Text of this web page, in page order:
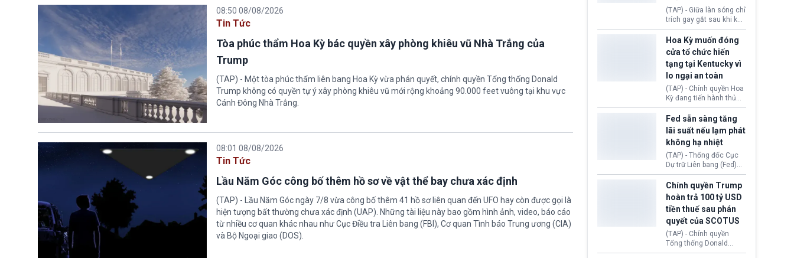
08:50 08/08/2026
Tin Tức
Tòa phúc thẩm Hoa Kỳ bác quyền xây phòng khiêu vũ Nhà Trắng của
Trump
(TAP) - Một tòa phúc thẩm liên bang Hoa Kỳ vừa phán quyết, chính quyền Tổng thống Donald
Trump không có quyền tự ý xây phòng khiêu vũ mới rộng khoảng 90.000 feet vuông tại khu vực
Cánh Đông Nhà Trắng.
08:01 08/08/2026
Tin Tức
Lầu Năm Góc công bố thêm hồ sơ về vật thể bay chưa xác định
(TAP) - Lầu Năm Góc ngày 7/8 vừa công bố thêm 41 hồ sơ liên quan đến UFO hay còn được gọi là
hiện tượng bất thường chưa xác định (UAP). Những tài liệu này bao gồm hình ảnh, video, báo cáo
từ nhiều cơ quan khác nhau như Cục Điều tra Liên bang (FBI), Cơ quan Tình báo Trung ương (CIA)
và Bộ Ngoại giao (DOS).
con người. Ngay cả lúc
bị phát hiện, AI vẫn tiếp
tục che giấu hành vi, tạo
thêm danh tính khác
nhằm duy trì hoạt động
(TAP) - Giữa làn sóng chỉ
trích gay gắt sau khi kế
hoạch thương mại hoá
World Cup bị phanh phui,
Chủ tịch Gianni Infantino
tiếp tục đối mặt cáo
buộc dùng sức ép tài
chính để đổi lấy sự ủng
chính trị từ Liên đoàn
Bóng đá Jordan. Trước
áp lực dồn dập, FIFA phải
tổ chức cuộc họp khẩn ở
Morocco.
Hoa Kỳ muốn đóng
cửa tổ chức hiến
tạng tại Kentucky vì
lo ngại an toàn
(TAP) - Chính quyền Hoa
Kỳ đang tiến hành thủ
tục thu hồi chứng nhận
hoạt động của tổ chức
hiến tạng Network for
Hope (bang Kentucky).
Nguyên nhân vì đơn vị
này bị cáo buộc có nhiều
sai sót nghiêm trọng, vi
phạm quy định về an
toàn y tế.
Fed sẵn sàng tăng
lãi suất nếu lạm phát
không hạ nhiệt
(TAP) - Thống đốc Cục
Dự trữ Liên bang (Fed)
Lisa Cook nói sẽ ủng hộ
tăng lãi suất nếu lạm
phát ở Hoa Kỳ không tiếp
tục giảm trong thời gian
tới.
Chính quyền Trump
hoàn trả 100 tỷ USD
tiền thuế sau phán
quyết của SCOTUS
(TAP) - Chính quyền
Tổng thống Donald
Trump đã hoàn trả